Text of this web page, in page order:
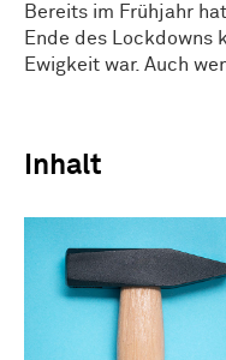
Bereits im Frühjahr
Ende des Lockdowns
Ewigkeit war. Auch
Inhalt